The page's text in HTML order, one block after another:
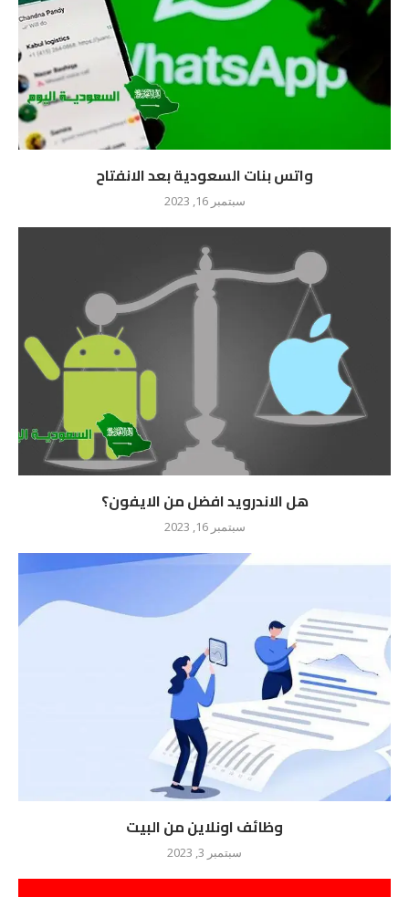
واتس بنات السعودية بعد الانفتاح
سبتمبر 16, 2023
هل الاندرويد افضل من الايفون؟
سبتمبر 16, 2023
وظائف اونلاين من البيت
سبتمبر 3, 2023